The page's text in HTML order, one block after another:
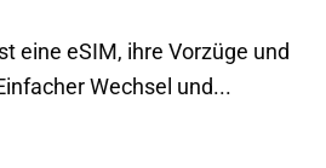
eine eSIM, ihre Vorzüge und
Wechsel und...